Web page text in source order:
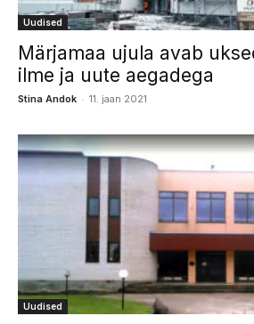
Uudised
Märjamaa ujula avab
ilme ja uute aegadega
Stina Andok - 11. jaan 2021
Uudised